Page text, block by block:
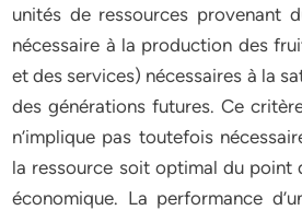
unités de ressources provenant
nécessaire à la production des
et des services) nécessaires à la
des générations futures. Ce
n’implique pas toutefois
la ressource soit optimal du point
économique. La performance